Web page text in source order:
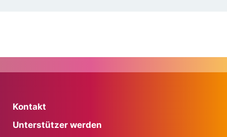
Kontakt
Unterstützer werden